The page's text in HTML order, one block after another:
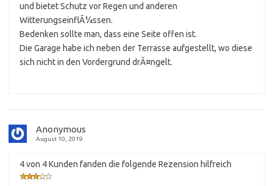
und bietet Schutz vor Regen und anderen
WitterungseinflÃ¼ssen.
Bedenken sollte man, dass eine Seite offen ist.
Die Garage habe ich neben der Terrasse aufgestellt, wo diese
sich nicht in den Vordergrund drÃ¤ngelt.
Anonymous
August 10, 2019
4 von 4 Kunden fanden die folgende Rezension hilfreich